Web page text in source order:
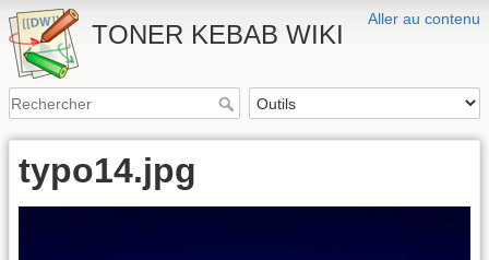
Aller au contenu
TONER KEBAB WIKI
typo14.jpg